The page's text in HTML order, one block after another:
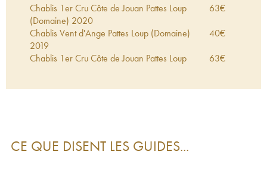
Chablis 1er Cru Côte de Jouan Pattes Loup
(Domaine) 2020
63€
Chablis Vent d'Ange Pattes Loup (Domaine)
2019
40€
Chablis 1er Cru Côte de Jouan Pattes Loup
63€
2019
CE QUE DISENT LES GUIDES...